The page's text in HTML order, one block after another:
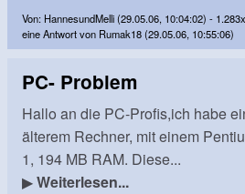
Von: HannesundMelli (29.05.06, 10:04:02) -
eine Antwort von Rumak18 (29.05.06, 10:55:06)
PC- Problem
Hallo an die PC-Profis,ich habe
älterem Rechner, mit einem
1, 194 MB RAM. Diese...
▶Weiterlesen...